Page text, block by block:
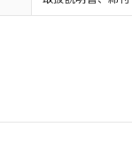
が当ウェブサイト上
（10物質）の非含
有証明書（当社基準